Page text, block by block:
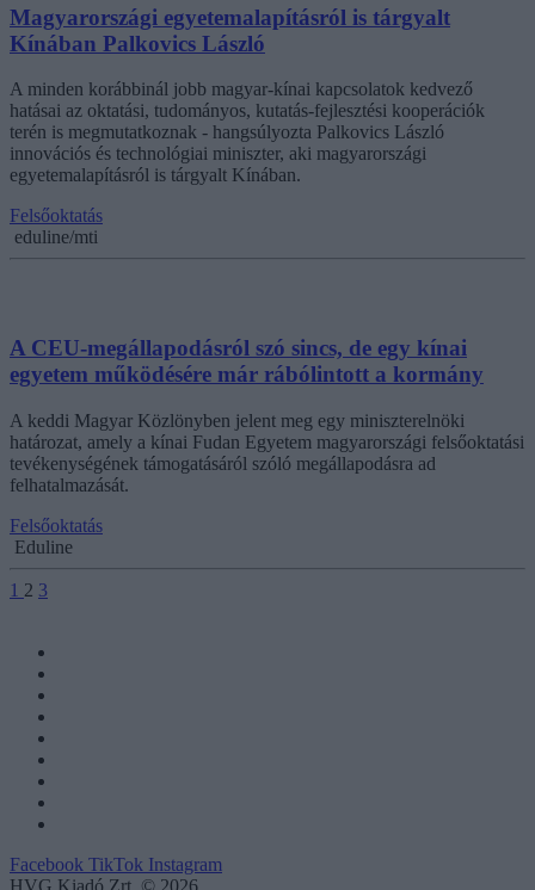
Magyarországi egyetemalapításról is tárgyalt
Kínában Palkovics László
A minden korábbinál jobb magyar-kínai kapcsolatok kedvező
hatásai az oktatási, tudományos, kutatás-fejlesztési kooperációk
terén is megmutatkoznak - hangsúlyozta Palkovics László
innovációs és technológiai miniszter, aki magyarországi
egyetemalapításról is tárgyalt Kínában.
Felsőoktatás
eduline/mti
A CEU-megállapodásról szó sincs, de egy kínai
egyetem működésére már rábólintott a kormány
A keddi Magyar Közlönyben jelent meg egy miniszterelnöki
határozat, amely a kínai Fudan Egyetem magyarországi felsőoktatási
tevékenységének támogatásáról szóló megállapodásra ad
felhatalmazását.
Felsőoktatás
Eduline
1 2 3
Facebook TikTok Instagram
HVG Kiadó Zrt. © 2026